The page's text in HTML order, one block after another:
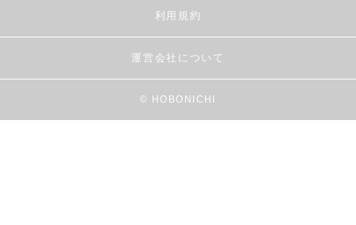
利用規約
運営会社について
© HOBONICHI